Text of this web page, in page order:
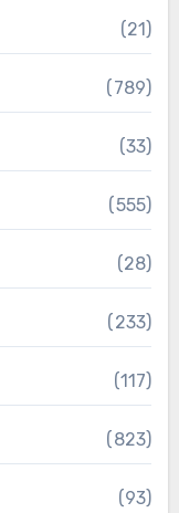
(21)
(789)
(33)
(555)
(28)
(233)
(117)
(823)
(93)